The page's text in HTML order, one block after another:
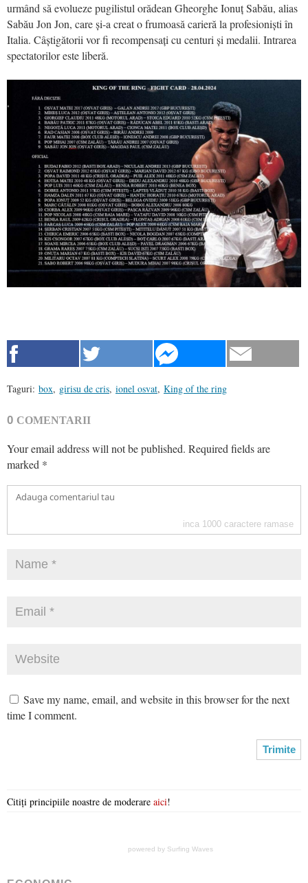
urmând să evolueze pugilistul orădean Gheorghe Ionuț Sabău, alias
Sabău Jon Jon, care și-a creat o frumoasă carieră la profesioniști în
Italia. Câștigătorii vor fi recompensați cu centuri și medalii. Intrarea
spectatorilor este liberă.
Taguri: box, girisu de cris, ionel osvat, King of the ring
0 COMENTARII
Your email address will not be published. Required fields are
marked *
inca 1000 caractere ramase
Save my name, email, and website in this browser for the next
time I comment.
Citiți principiile noastre de moderare aici!
powered by Surfing Waves